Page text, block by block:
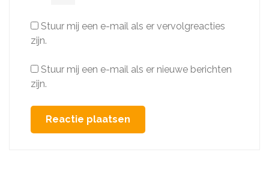
Stuur mij een e-mail als er vervolgreacties
zijn.
Stuur mij een e-mail als er nieuwe berichten
zijn.